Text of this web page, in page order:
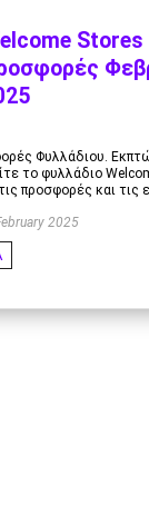
Stores
Φυλλάδιου.
το φυλλάδιο
προσφορές και τις
2025